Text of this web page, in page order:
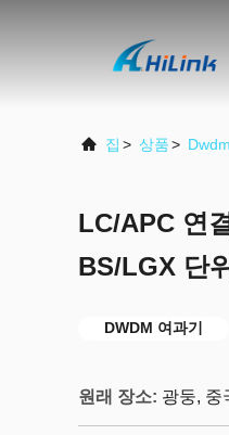
집 > 상품>
LC/APC 연
BS/LGX 단
DWDM 여과기
원래 장소: 광둥, 중